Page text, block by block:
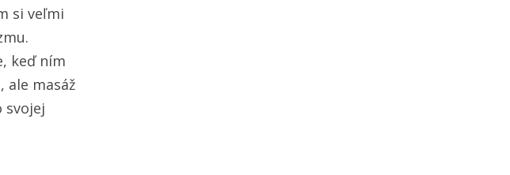
si veľmi
keď ním
ale masáž
svojej